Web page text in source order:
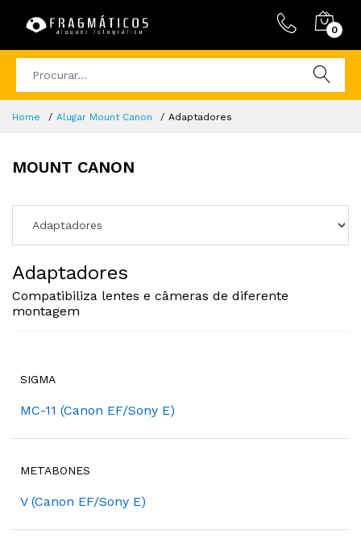
0
Home Alugar Mount Canon Adaptadores
MOUNT CANON
Adaptadores
Compatibiliza lentes e câmeras de diferente
montagem
SIGMA
MC-11 (Canon EF/Sony E)
METABONES
V (Canon EF/Sony E)